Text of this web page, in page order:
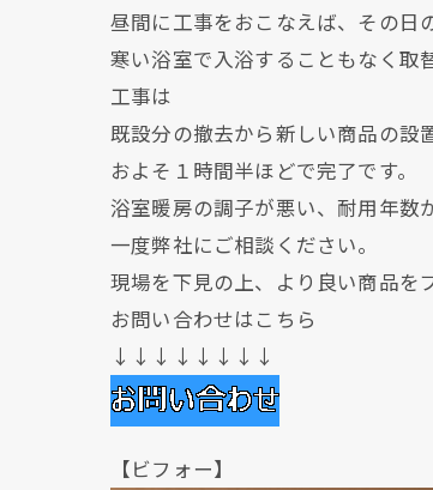
昼間に工事をおこなえば、その日
寒い浴室で入浴することもなく取
工事は
既設分の撤去から新しい商品の設
およそ１時間半ほどで完了です。
浴室暖房の調子が悪い、耐用年数
一度弊社にご相談ください。
現場を下見の上、より良い商品を
お問い合わせはこちら
↓↓↓↓↓↓↓↓
【ビフォー】